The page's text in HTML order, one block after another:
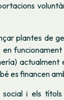
plantes de
actualment
es financen
i els